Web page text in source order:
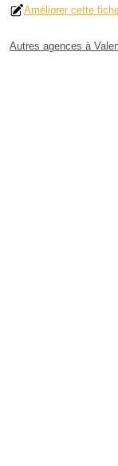
Améliorer cette
Autres agences à